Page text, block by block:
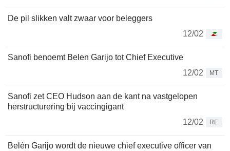
De pil slikken valt zwaar voor beleggers
12/02
Sanofi benoemt Belen Garijo tot Chief Executive
12/02
MT
Sanofi zet CEO Hudson aan de kant na vastgelopen
herstructurering bij vaccingigant
12/02
RE
Belén Garijo wordt de nieuwe chief executive officer van